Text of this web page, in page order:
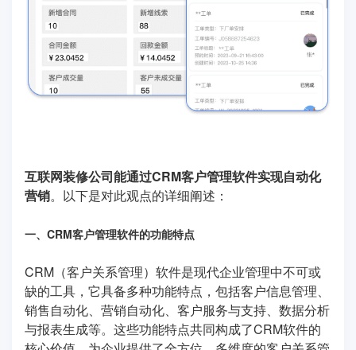
互联网装修公司能通过CRM客户管理软件实现自动化
营销。以下是对此观点的详细阐述：
一、CRM客户管理软件的功能特点
CRM（客户关系管理）软件是现代企业管理中不可或
缺的工具，它具备多种功能特点，包括客户信息管理、
销售自动化、营销自动化、客户服务与支持、数据分析
与报表生成等。这些功能特点共同构成了CRM软件的